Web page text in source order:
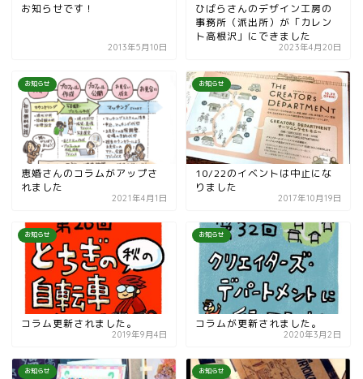
お知らせです！
2013年5月10日
ひばらさんのデザイン工房の
事務所（派出所）が「カレン
ト高根沢」にできました
2023年4月20日
お知らせ
恵婚さんのコラムがアップさ
れました
2021年4月1日
お知らせ
10/22のイベントは中止にな
りました
2017年10月19日
お知らせ
コラム更新されました。
2019年9月4日
お知らせ
コラムが更新されました。
2020年3月2日
お知らせ お知らせ